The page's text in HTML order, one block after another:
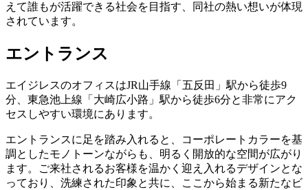
えて誰もが活躍できる社会を目指す、同社の熱い想いが体現
されています。
エントランス
エイジレスのオフィスはJR山手線「五反田」駅から徒歩9
分、東急池上線「大崎広小路」駅から徒歩6分と非常にアク
セスしやすい環境にあります。
エントランスに足を踏み入れると、コーポレートカラーを基
調としたモノトーンながらも、明るく開放的な空間が広がり
ます。ご来社されるお客様を温かく迎え入れるデザインとな
っており、洗練された印象と共に、ここから始まる新たなビ